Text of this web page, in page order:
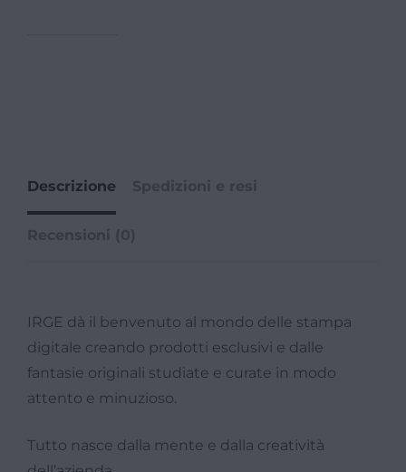
Descrizione
IRGE dà il benvenuto al mondo delle stampa
digitale creando prodotti esclusivi e dalle
fantasie originali studiate e curate in modo
attento e minuzioso.
Tutto nasce dalla mente e dalla creatività